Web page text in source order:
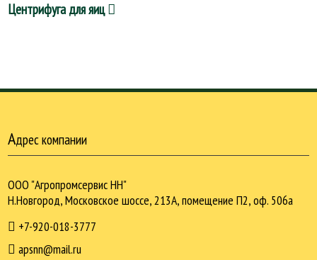
Центрифуга для яиц
Адрес компании
ООО "Агропромсервис НН"
Н.Новгород, Московское шоссе, 213А, помещение П2, оф. 506а
+7-920-018-3777
apsnn@mail.ru